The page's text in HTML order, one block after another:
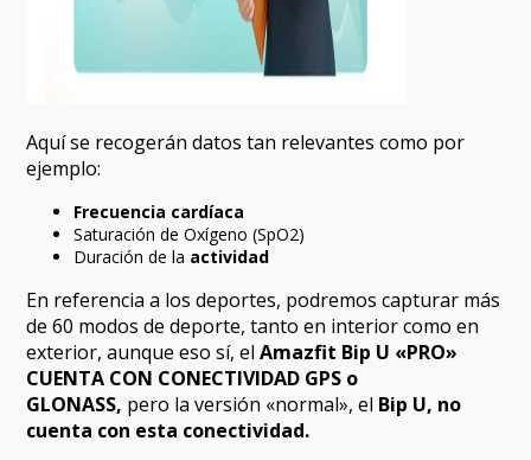
Aquí se recogerán datos tan relevantes como por
ejemplo:
Frecuencia cardíaca
Saturación de Oxígeno (SpO2)
Duración de la actividad
En referencia a los deportes, podremos capturar más
de 60 modos de deporte, tanto en interior como en
exterior, aunque eso sí, el Amazfit Bip U «PRO»
CUENTA CON CONECTIVIDAD GPS o
GLONASS, pero la versión «normal», el Bip U, no
cuenta con esta conectividad.